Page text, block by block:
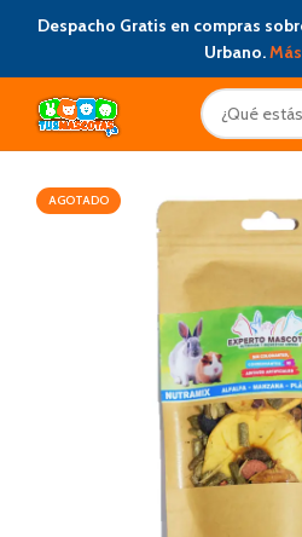
Despacho Gratis en compras
Urbano.
AGOTADO